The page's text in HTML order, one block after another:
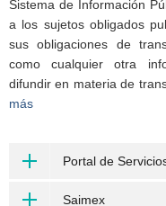
Sistema de Información
a los sujetos obligados
sus obligaciones de
como cualquier otra
difundir en materia de
más
Portal de
Saimex